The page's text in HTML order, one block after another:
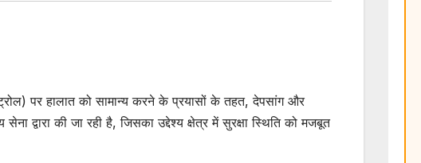
पर हालात को सामान्य करने के प्रयासों के तहत, देपसांग और
द्वारा की जा रही है, जिसका उद्देश्य क्षेत्र में सुरक्षा स्थिति को मजबूत